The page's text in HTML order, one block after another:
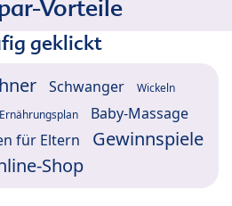
Vorteile
geklickt
Schwanger Wickeln
Ernährungsplan Baby-Massage
für Eltern
Gewinnspiele
Shop